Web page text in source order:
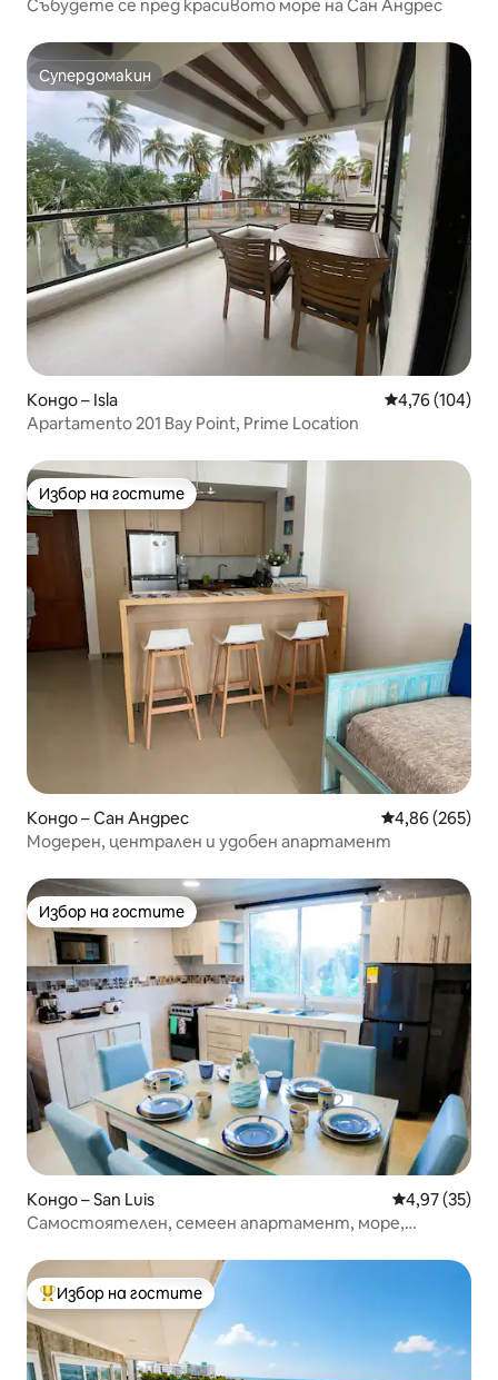
Събудете се пред красивото море на Сан Андрес
Супердомакин
Супердомакин
Кондо – Isla Средна
4,76 (104)
Apartamento 201 Bay Point, Prime Location
Избор на гостите
Избор на гостите
Кондо – Сан Андрес Средна
4,86 (265)
Модерен, централен и удобен апартамент
Избор на гостите
Избор на гостите
Кондо – San Luis Средна
4,97 (35)
Самостоятелен, семеен апартамент, море,
Най-популярен избор на гостите
Избор на гостите